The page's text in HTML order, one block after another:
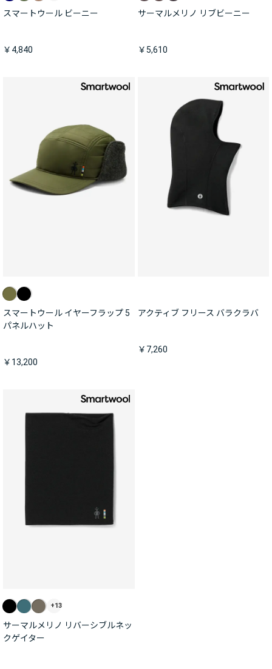
スマートウール ビーニー
￥4,840
サーマルメリノ リブビーニー
￥5,610
スマートウール イヤーフラップ 5
パネルハット
￥13,200
アクティブ フリース バラクラバ
￥7,260
+13
サーマルメリノ リバーシブルネッ
クゲイター